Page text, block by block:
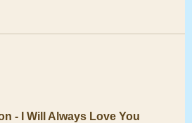
- I Will Always Love You